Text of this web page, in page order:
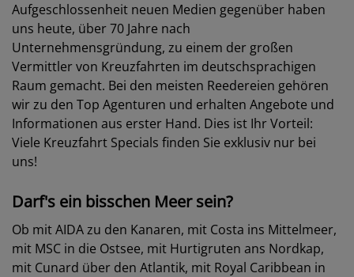
Aufgeschlossenheit neuen Medien gegenüber haben
uns heute, über 70 Jahre nach
Unternehmensgründung, zu einem der großen
Vermittler von Kreuzfahrten im deutschsprachigen
Raum gemacht. Bei den meisten Reedereien gehören
wir zu den Top Agenturen und erhalten Angebote und
Informationen aus erster Hand. Dies ist Ihr Vorteil:
Viele Kreuzfahrt Specials finden Sie exklusiv nur bei
uns!
Darf's ein bisschen Meer sein?
Ob mit AIDA zu den Kanaren, mit Costa ins Mittelmeer,
mit MSC in die Ostsee, mit Hurtigruten ans Nordkap,
mit Cunard über den Atlantik, mit Royal Caribbean in